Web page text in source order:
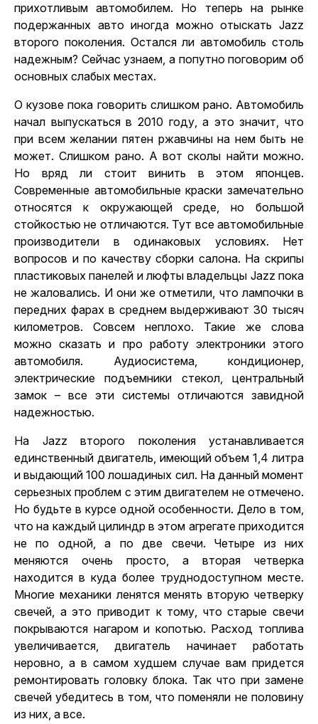
прихотливым автомобилем. Но теперь на рынке
подержанных авто иногда можно отыскать Jazz
второго поколения. Остался ли автомобиль столь
надежным? Сейчас узнаем, а попутно поговорим об
основных слабых местах.
О кузове пока говорить слишком рано. Автомобиль
начал выпускаться в 2010 году, а это значит, что
при всем желании пятен ржавчины на нем быть не
может. Слишком рано. А вот сколы найти можно.
Но вряд ли стоит винить в этом японцев.
Современные автомобильные краски замечательно
относятся к окружающей среде, но большой
стойкостью не отличаются. Тут все автомобильные
производители в одинаковых условиях. Нет
вопросов и по качеству сборки салона. На скрипы
пластиковых панелей и люфты владельцы Jazz пока
не жаловались. И они же отметили, что лампочки в
передних фарах в среднем выдерживают 30 тысяч
километров. Совсем неплохо. Такие же слова
можно сказать и про работу электроники этого
автомобиля. Аудиосистема, кондиционер,
электрические подъемники стекол, центральный
замок – все эти системы отличаются завидной
надежностью.
На Jazz второго поколения устанавливается
единственный двигатель, имеющий объем 1,4 литра
и выдающий 100 лошадиных сил. На данный момент
серьезных проблем с этим двигателем не отмечено.
Но будьте в курсе одной особенности. Дело в том,
что на каждый цилиндр в этом агрегате приходится
не по одной, а по две свечи. Четыре из них
меняются очень просто, а вторая четверка
находится в куда более труднодоступном месте.
Многие механики ленятся менять вторую четверку
свечей, а это приводит к тому, что старые свечи
покрываются нагаром и копотью. Расход топлива
увеличивается, двигатель начинает работать
неровно, а в самом худшем случае вам придется
ремонтировать головку блока. Так что при замене
свечей убедитесь в том, что поменяли не половину
из них, а все.